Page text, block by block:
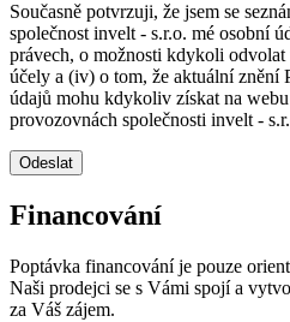
Současně potvrzuji, že jsem se
společnost invelt - s.r.o. mé osobní
právech, o možnosti kdykoli
účely a (iv) o tom, že aktuální znění
údajů mohu kdykoliv získat na
provozovnách společnosti invelt -
Odeslat
Financování
Poptávka financování je pouze
Naši prodejci se s Vámi spojí a
za Váš zájem.